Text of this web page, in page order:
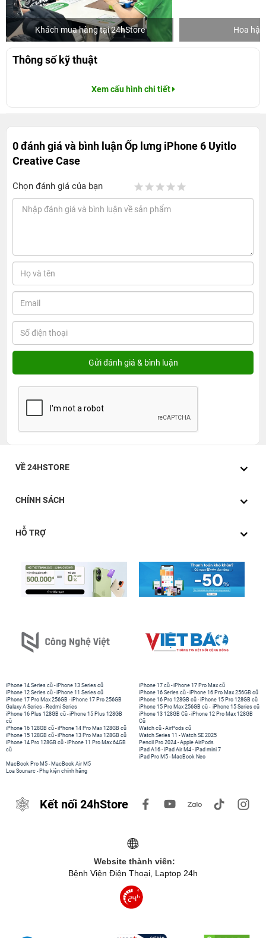
Khách mua hàng tại 24hStore Hoa hậu
Thông số kỹ thuật
Xem cấu hình chi tiết
0 đánh giá và bình luậnỐp lưng iPhone 6 Uyitlo
Creative Case
Chọn đánh giá của bạn
VỀ 24HSTORE
CHÍNH SÁCH
HỖ TRỢ
iPhone 14 Series cũ -iPhone 13 Series cũ
iPhone 12 Series cũ -iPhone 11 Series cũ
iPhone 17 Pro Max 256GB -iPhone 17 Pro 256GB
Galaxy A Series - Redmi Series
iPhone 17 cũ -iPhone 17 Pro Max cũ
iPhone 16 Series cũ - iPhone 16 Pro Max 256GB cũ
iPhone 16 Pro 128GB cũ -iPhone 15 Pro 128GB cũ
iPhone 15 Pro Max 256GB cũ - iPhone 15 Series cũ
iPhone 16 Plus 128GB cũ -iPhone 15 Plus 128GB
cũ
iPhone 16 128GB cũ -iPhone 14 Pro Max 128GB cũ
iPhone 15 128GB cũ -iPhone 13 Pro Max 128GB cũ
iPhone 14 Pro 128GB cũ -iPhone 11 Pro Max 64GB
cũ
iPhone 13 128GB Cũ -iPhone 12 Pro Max 128GB
Cũ
Watch cũ -AirPods cũ
Watch Series 11 -Watch SE 2025
Pencil Pro 2024 -Apple AirPods
iPad A16 -iPad Air M4 -iPad mini 7
iPad Pro M5 - MacBook Neo
MacBook Pro M5 - MacBook Air M5
Loa Sounarc - Phụ kiện chính hãng
Kết nối 24hStore
Website thành viên:
Bệnh Viện Điện Thoại, Laptop 24h